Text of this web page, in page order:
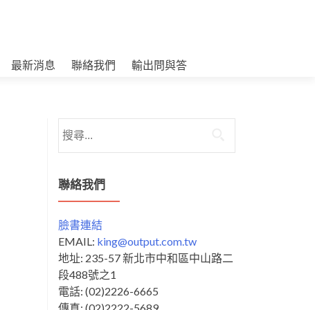
最新消息 聯絡我們 輸出問與答
尋
鍵
字:
聯絡我們
臉書連結
EMAIL: king@output.com.tw
地址: 235-57 新北市中和區中山路二
段488號之1
電話: (02)2226-6665